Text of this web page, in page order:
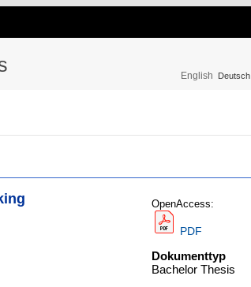
English Deutsch
OpenAccess:
PDF
Dokumenttyp
Bachelor Thesis